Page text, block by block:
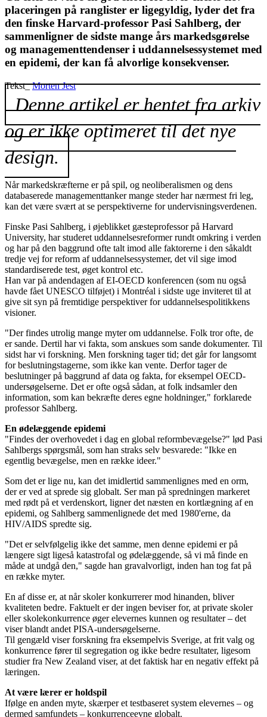
placeringen på ranglister er ligegyldig, lyder det fra
den finske Harvard-professor Pasi Sahlberg, der
sammenligner de sidste mange års markedsgørelse
og managementtendenser i uddannelsessystemet med
en epidemi, der kan få alvorlige konsekvenser.
Tekst_Morten Jest
Denne artikel er hentet fra arkiv
og er ikke optimeret til det nye
design.
Når markedskræfterne er på spil, og neoliberalismen og dens
databaserede managementtanker mange steder har nærmest fri leg,
kan det være svært at se perspektiverne for undervisningsverdenen.
Finske Pasi Sahlberg, i øjeblikket gæsteprofessor på Harvard
University, har studeret uddannelsesreformer rundt omkring i verden
og har på den baggrund ofte talt imod alle faktorerne i den såkaldt
tredje vej for reform af uddannelsessystemer, det vil sige imod
standardiserede test, øget kontrol etc.
Han var på andendagen af EI-OECD konferencen (som nu også
havde fået UNESCO tilføjet) i Montréal i sidste uge inviteret til at
give sit syn på fremtidige perspektiver for uddannelsespolitikkens
visioner.
"Der findes utrolig mange myter om uddannelse. Folk tror ofte, de
er sande. Dertil har vi fakta, som anskues som sande dokumenter. Til
sidst har vi forskning. Men forskning tager tid; det går for langsomt
for beslutningstagerne, som ikke kan vente. Derfor tager de
beslutninger på baggrund af data og fakta, for eksempel OECD-
undersøgelserne. Det er ofte også sådan, at folk indsamler den
information, som kan bekræfte deres egne holdninger," forklarede
professor Sahlberg.
En ødelæggende epidemi
"Findes der overhovedet i dag en global reformbevægelse?" lød Pasi
Sahlbergs spørgsmål, som han straks selv besvarede: "Ikke en
egentlig bevægelse, men en række ideer."
Som det er lige nu, kan det imidlertid sammenlignes med en orm,
der er ved at sprede sig globalt. Ser man på spredningen markeret
med rødt på et verdenskort, ligner det næsten en kortlægning af en
epidemi, og Sahlberg sammenlignede det med 1980'erne, da
HIV/AIDS spredte sig.
"Det er selvfølgelig ikke det samme, men denne epidemi er på
længere sigt ligeså katastrofal og ødelæggende, så vi må finde en
måde at undgå den," sagde han gravalvorligt, inden han tog fat på
en række myter.
En af disse er, at når skoler konkurrerer mod hinanden, bliver
kvaliteten bedre. Faktuelt er der ingen beviser for, at private skoler
eller skolekonkurrence øger elevernes kunnen og resultater – det
viser blandt andet PISA-undersøgelserne.
Til gengæld viser forskning fra eksempelvis Sverige, at frit valg og
konkurrence fører til segregation og ikke bedre resultater, ligesom
studier fra New Zealand viser, at det faktisk har en negativ effekt på
læringen.
At være lærer er holdspil
Ifølge en anden myte, skærper et testbaseret system elevernes – og
dermed samfundets – konkurrenceevne globalt.